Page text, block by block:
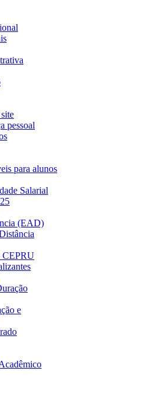
pessoal
para alunos
Salarial
(EAD)
CEPRU
e